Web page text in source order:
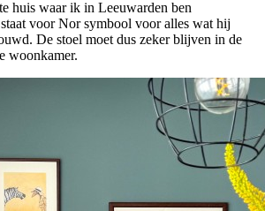
huis waar ik in Leeuwarden ben
voor Nor symbool voor alles wat hij
De stoel moet dus zeker blijven in de
woonkamer.